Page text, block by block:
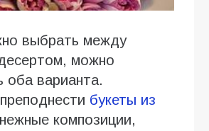
выбрать между
можно
оба варианта.
букеты из
композиции,